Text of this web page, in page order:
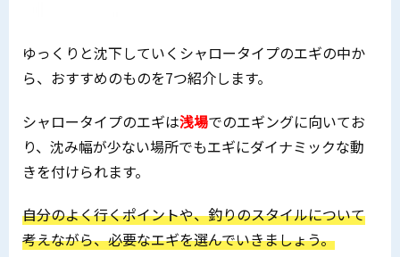
ゆっくりと沈下していくシャロータイプのエギの中か
ら、おすすめのものを7つ紹介します。
シャロータイプのエギは浅場でのエギングに向いてお
り、沈み幅が少ない場所でもエギにダイナミックな動
きを付けられます。
自分のよく行くポイントや、釣りのスタイルについて
考えながら、必要なエギを選んでいきましょう。